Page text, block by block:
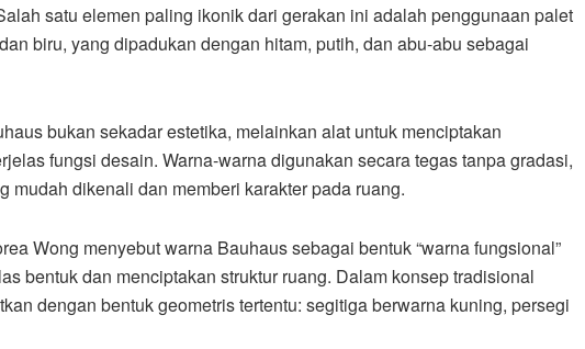
satu elemen paling ikonik dari gerakan ini adalah penggunaan palet
biru, yang dipadukan dengan hitam, putih, dan abu-abu sebagai
bukan sekadar estetika, melainkan alat untuk menciptakan
fungsi desain. Warna-warna digunakan secara tegas tanpa gradasi,
mudah dikenali dan memberi karakter pada ruang.
Wong menyebut warna Bauhaus sebagai bentuk “warna fungsional”
bentuk dan menciptakan struktur ruang. Dalam konsep tradisional
dengan bentuk geometris tertentu: segitiga berwarna kuning, persegi